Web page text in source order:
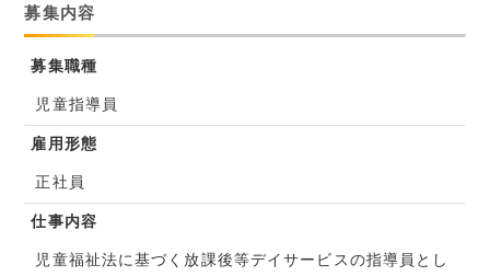
募集内容
募集職種
児童指導員
雇用形態
正社員
仕事内容
児童福祉法に基づく放課後等デイサービスの指導員とし